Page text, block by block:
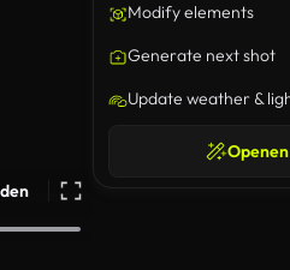
Modify elements
Generate next shot
Update weather &